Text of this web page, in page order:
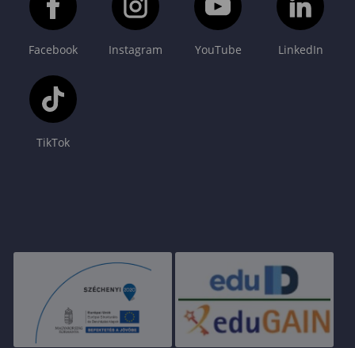
Facebook Instagram YouTube LinkedIn
TikTok